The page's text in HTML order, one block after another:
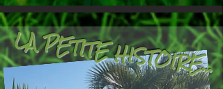
LA PETITE HISTOIRE...